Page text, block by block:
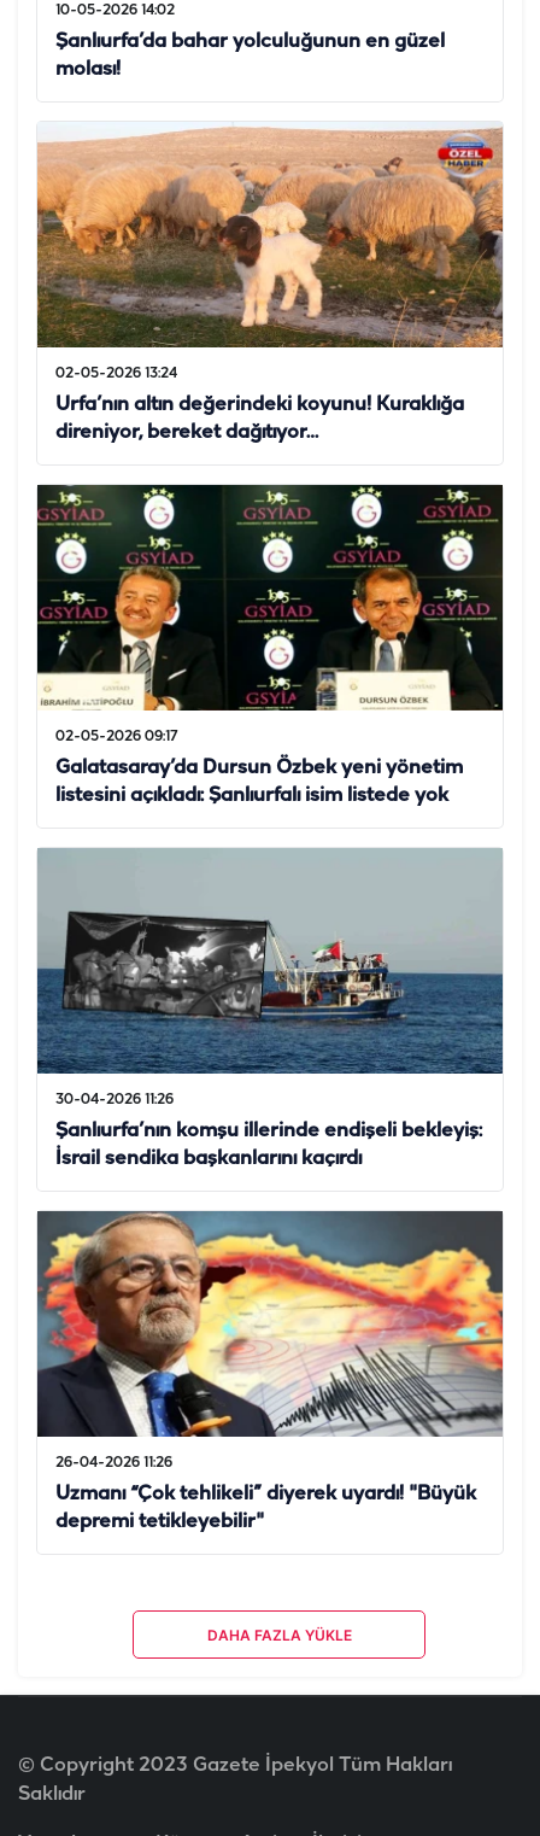
10-05-2026 14:02
Şanlıurfa’da bahar yolculuğunun en güzel
molası!
02-05-2026 13:24
Urfa’nın altın değerindeki koyunu! Kuraklığa
direniyor, bereket dağıtıyor…
02-05-2026 09:17
Galatasaray’da Dursun Özbek yeni yönetim
listesini açıkladı: Şanlıurfalı isim listede yok
30-04-2026 11:26
Şanlıurfa’nın komşu illerinde endişeli bekleyiş:
İsrail sendika başkanlarını kaçırdı
26-04-2026 11:26
Uzmanı “Çok tehlikeli” diyerek uyardı! "Büyük
depremi tetikleyebilir"
DAHA FAZLA YÜKLE
© Copyright 2023 Gazete İpekyol Tüm Hakları
Saklıdır